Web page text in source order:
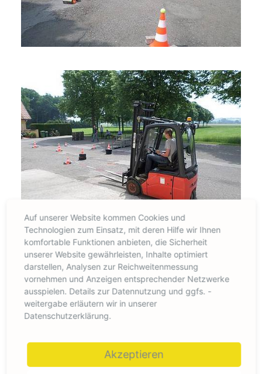
Auf unserer Website kommen Cookies und
Technologien zum Einsatz, mit deren Hilfe wir Ihnen
komfortable Funktionen anbieten, die Sicherheit
unserer Website gewährleisten, Inhalte optimiert
darstellen, Analysen zur Reichweitenmessung
vornehmen und Anzeigen entsprechender Netzwerke
ausspielen. Details zur Datennutzung und ggfs. -
weitergabe erläutern wir in unserer
Datenschutzerklärung.
Akzeptieren